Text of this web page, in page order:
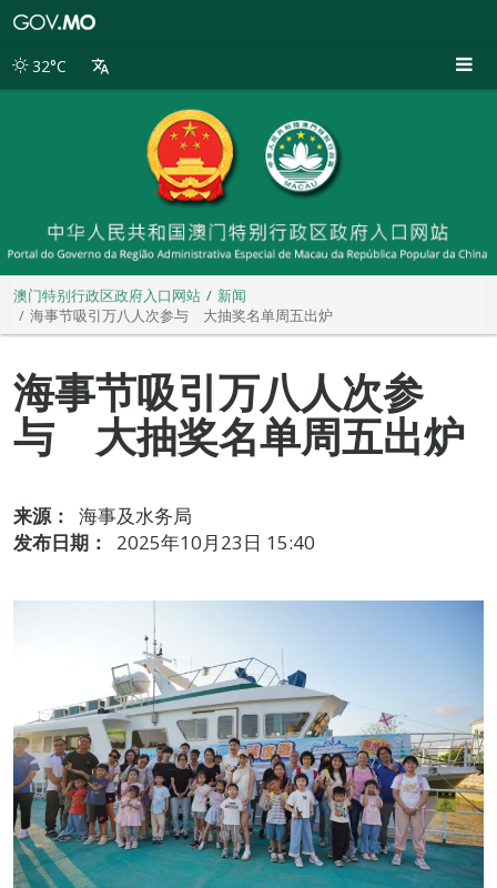
别
32°C
澳门特别行政区政府入口网站
新闻
海事节吸引万八人次参与 大抽奖名单周五出炉
海事节吸引万八人次参
与 大抽奖名单周五出炉
来源：
海事及水务局
发布日期：
2025年10月23日 15:40